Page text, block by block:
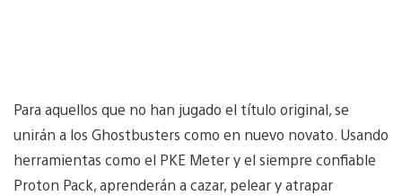
Para aquellos que no han jugado el título original, se
unirán a los Ghostbusters como en nuevo novato. Usando
herramientas como el PKE Meter y el siempre confiable
Proton Pack, aprenderán a cazar, pelear y atrapar